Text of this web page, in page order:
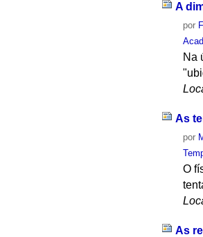
A
por
Na
As
por
O
As